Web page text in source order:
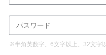
※半角英数字、6文字以上、32文字